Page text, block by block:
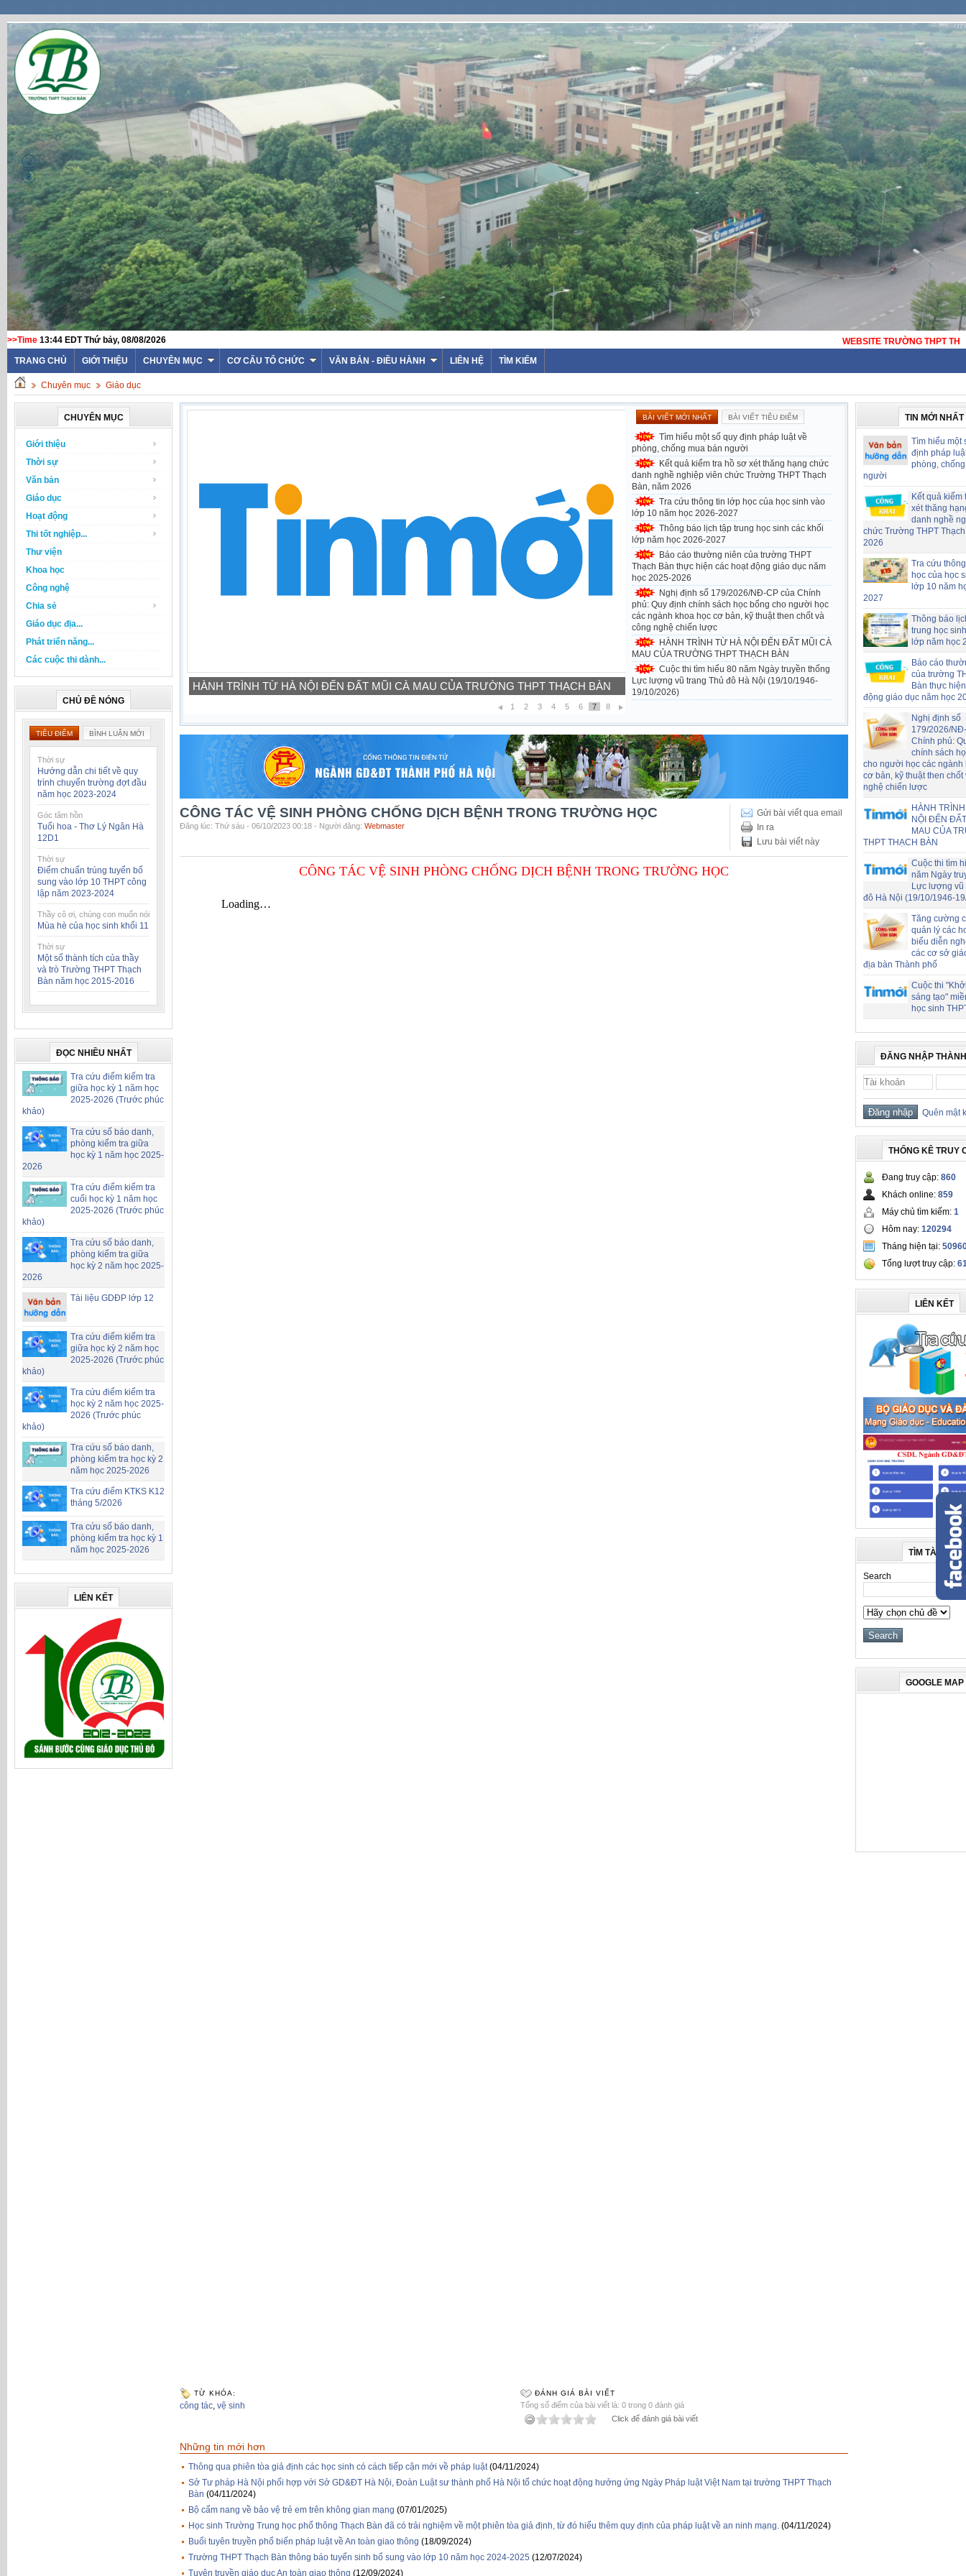
>>Time 13:44 EDT Thứ bảy, 08/08/2026
WEBSITE TRƯỜNG THPT THẠCH BÀN - HÀ
TRANG CHỦ
GIỚI THIỆU CHUYÊN MỤC CƠ CẤU TỔ CHỨC VĂN BẢN - ĐIỀU HÀNH LIÊN HỆ TÌM KIẾM
Chuyên mục Giáo dục
CHUYÊN MỤC
Giới thiệu
Thời sự
Văn bản
Giáo dục
Hoạt động
Thi tốt nghiệp...
Thư viện
Khoa học
Công nghệ
Chia sẻ
Giáo dục địa...
Phát triển năng...
Các cuộc thi dành...
CHỦ ĐỀ NÓNG
TIÊU ĐIỂM BÌNH LUẬN MỚI
Thời sự
Hướng dẫn chi tiết về quy
trình chuyển trường đợt đầu
năm học 2023-2024
Góc tâm hồn
Tuổi hoa - Thơ Lý Ngân Hà
12D1
Thời sự
Điểm chuẩn trúng tuyển bổ
sung vào lớp 10 THPT công
lập năm 2023-2024
Thầy cô ơi, chúng con muốn nói
Mùa hè của học sinh khối 11
Thời sự
Một số thành tích của thầy
và trò Trường THPT Thạch
Bàn năm học 2015-2016
ĐỌC NHIỀU NHẤT
Tra cứu điểm kiểm tra
giữa học kỳ 1 năm học
2025-2026 (Trước phúc
khảo)
Tra cứu số báo danh,
phòng kiểm tra giữa
học kỳ 1 năm học 2025-
2026
Tra cứu điểm kiểm tra
cuối học kỳ 1 năm học
2025-2026 (Trước phúc
khảo)
Tra cứu số báo danh,
phòng kiểm tra giữa
học kỳ 2 năm học 2025-
2026
Tài liệu GDĐP lớp 12
Tra cứu điểm kiểm tra
giữa học kỳ 2 năm học
2025-2026 (Trước phúc
khảo)
Tra cứu điểm kiểm tra
học kỳ 2 năm học 2025-
2026 (Trước phúc
khảo)
Tra cứu số báo danh,
phòng kiểm tra học kỳ 2
năm học 2025-2026
Tra cứu điểm KTKS K12
tháng 5/2026
Tra cứu số báo danh,
phòng kiểm tra học kỳ 1
năm học 2025-2026
LIÊN KẾT
HÀNH TRÌNH TỪ HÀ NỘI ĐẾN ĐẤT MŨI CÀ MAU CỦA TRƯỜNG THPT THẠCH BÀN
1 2 3 4 5 6 7 8
BÀI VIẾT MỚI NHẤT BÀI VIẾT TIÊU ĐIỂM
Tìm hiểu một số quy định pháp luật về
phòng, chống mua bán người
Kết quả kiểm tra hồ sơ xét thăng hạng chức
danh nghề nghiệp viên chức Trường THPT Thạch
Bàn, năm 2026
Tra cứu thông tin lớp học của học sinh vào
lớp 10 năm học 2026-2027
Thông báo lịch tập trung học sinh các khối
lớp năm học 2026-2027
Báo cáo thường niên của trường THPT
Thạch Bàn thực hiện các hoạt động giáo dục năm
học 2025-2026
Nghị định số 179/2026/NĐ-CP của Chính
phủ: Quy định chính sách học bổng cho người học
các ngành khoa học cơ bản, kỹ thuật then chốt và
công nghệ chiến lược
HÀNH TRÌNH TỪ HÀ NỘI ĐẾN ĐẤT MŨI CÀ
MAU CỦA TRƯỜNG THPT THẠCH BÀN
Cuộc thi tìm hiểu 80 năm Ngày truyền thống
Lực lượng vũ trang Thủ đô Hà Nội (19/10/1946-
19/10/2026)
Gửi bài viết qua email
In ra
Lưu bài viết này
CÔNG TÁC VỆ SINH PHÒNG CHỐNG DỊCH BỆNH TRONG TRƯỜNG HỌC
Đăng lúc: Thứ sáu - 06/10/2023 00:18 - Người đăng: Webmaster
CÔNG TÁC VỆ SINH PHÒNG CHỐNG DỊCH BỆNH TRONG TRƯỜNG HỌC
TỪ KHÓA:
công tác, vệ sinh
ĐÁNH GIÁ BÀI VIẾT
Tổng số điểm của bài viết là: 0 trong 0 đánh giá
Click để đánh giá bài viết
Những tin mới hơn
Thông qua phiên tòa giả định các học sinh có cách tiếp cận mới về pháp luật (04/11/2024)
Sở Tư pháp Hà Nội phối hợp với Sở GD&ĐT Hà Nội, Đoàn Luật sư thành phố Hà Nội tổ chức hoạt động hưởng ứng Ngày Pháp luật Việt Nam tại trường THPT Thạch
Bàn (04/11/2024)
Bộ cẩm nang về bảo vệ trẻ em trên không gian mạng (07/01/2025)
Học sinh Trường Trung học phổ thông Thạch Bàn đã có trải nghiệm về một phiên tòa giả định, từ đó hiểu thêm quy định của pháp luật về an ninh mạng. (04/11/2024)
Buổi tuyên truyền phổ biến pháp luật về An toàn giao thông (18/09/2024)
Trường THPT Thạch Bàn thông báo tuyển sinh bổ sung vào lớp 10 năm học 2024-2025 (12/07/2024)
Tuyên truyền giáo dục An toàn giao thông (12/09/2024)
TIN MỚI NHẤT
Tìm hiểu một
định pháp
phòng,
người
Kết quả kiểm
xét thăng
danh nghề
chức Trường THPT
2026
Tra cứu
học của học
lớp 10 năm
2027
Thông báo
trung học
lớp năm học
Báo cáo
của trường
Bàn thực
động giáo dục năm học
Nghị định số
179/2026/
Chính phủ:
chính sách
cho người học các ngành
cơ bản, kỹ thuật then chốt
nghệ chiến lược
HÀNH
NỘI ĐẾN
MAU CỦA
THPT THẠCH BÀN
Cuộc thi tìm
năm Ngày
Lực lượng vũ
đô Hà Nội (19/10/1946-
Tăng cường
quản lý các
biểu diễn
các cơ sở
địa bàn Thành phố
Cuộc thi
sáng tạo"
học sinh
ĐĂNG NHẬP
Quên mật
THỐNG KÊ TRUY
Đang truy cập: 860
Khách online: 859
Máy chủ tìm kiếm: 1
Hôm nay: 120294
Tháng hiện tại:
Tổng lượt truy cập:
LIÊN KẾT
TÌM TÀI LIỆU
Search
GOOGLE MAP